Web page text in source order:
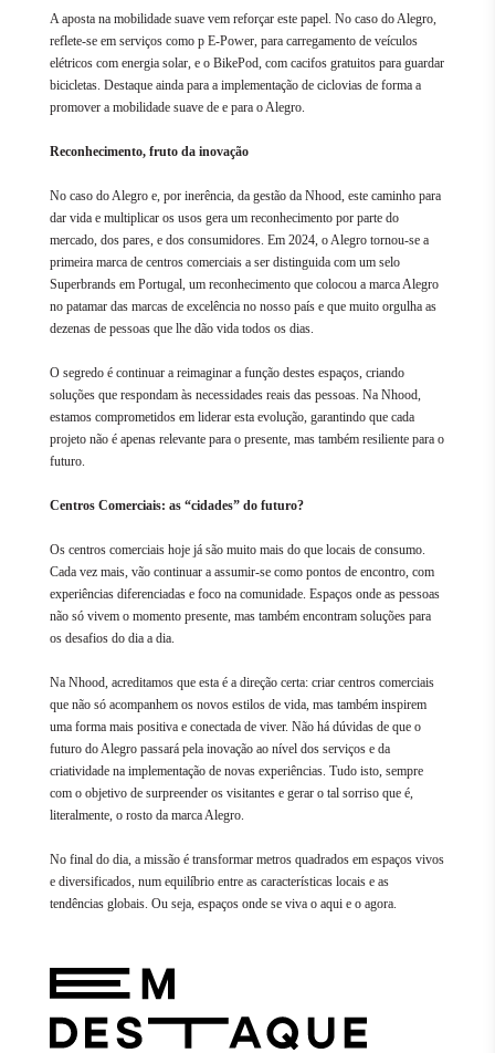
A aposta na mobilidade suave vem reforçar este papel. No caso do Alegro,
reflete-se em serviços como p E-Power, para carregamento de veículos
elétricos com energia solar, e o BikePod, com cacifos gratuitos para guardar
bicicletas. Destaque ainda para a implementação de ciclovias de forma a
promover a mobilidade suave de e para o Alegro.
Reconhecimento, fruto da inovação
No caso do Alegro e, por inerência, da gestão da Nhood, este caminho para
dar vida e multiplicar os usos gera um reconhecimento por parte do
mercado, dos pares, e dos consumidores. Em 2024, o Alegro tornou-se a
primeira marca de centros comerciais a ser distinguida com um selo
Superbrands em Portugal, um reconhecimento que colocou a marca Alegro
no patamar das marcas de excelência no nosso país e que muito orgulha as
dezenas de pessoas que lhe dão vida todos os dias.
O segredo é continuar a reimaginar a função destes espaços, criando
soluções que respondam às necessidades reais das pessoas. Na Nhood,
estamos comprometidos em liderar esta evolução, garantindo que cada
projeto não é apenas relevante para o presente, mas também resiliente para o
futuro.
Centros Comerciais: as “cidades” do futuro?
Os centros comerciais hoje já são muito mais do que locais de consumo.
Cada vez mais, vão continuar a assumir-se como pontos de encontro, com
experiências diferenciadas e foco na comunidade. Espaços onde as pessoas
não só vivem o momento presente, mas também encontram soluções para
os desafios do dia a dia.
Na Nhood, acreditamos que esta é a direção certa: criar centros comerciais
que não só acompanhem os novos estilos de vida, mas também inspirem
uma forma mais positiva e conectada de viver. Não há dúvidas de que o
futuro do Alegro passará pela inovação ao nível dos serviços e da
criatividade na implementação de novas experiências. Tudo isto, sempre
com o objetivo de surpreender os visitantes e gerar o tal sorriso que é,
literalmente, o rosto da marca Alegro.
No final do dia, a missão é transformar metros quadrados em espaços vivos
e diversificados, num equilíbrio entre as características locais e as
tendências globais. Ou seja, espaços onde se viva o aqui e o agora.